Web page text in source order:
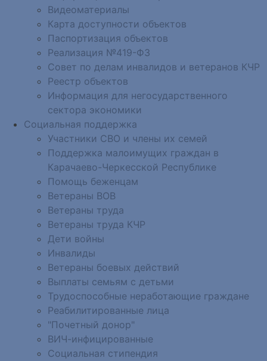
Видеоматериалы
Карта доступности объектов
Паспортизация объектов
Реализация №419-ФЗ
Совет по делам инвалидов и ветеранов КЧР
Реестр объектов
Информация для негосударственного
сектора экономики
Социальная поддержка
Участники СВО и члены их семей
Поддержка малоимущих граждан в
Карачаево-Черкесской Республике
Помощь беженцам
Ветераны ВОВ
Ветераны труда
Ветераны труда КЧР
Дети войны
Инвалиды
Ветераны боевых действий
Выплаты семьям с детьми
Трудоспособные неработающие граждане
Реабилитированные лица
"Почетный донор"
ВИЧ-инфицированные
Социальная стипендия